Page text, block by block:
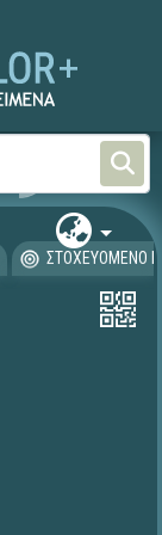
ΣΤΟΧΕΥΟΜΕΝΟ